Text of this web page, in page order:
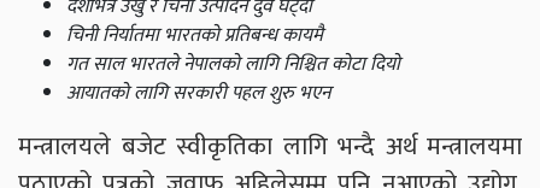
देशभित्र उखु र चिनी उत्पादन दुवै घट्दो
चिनी निर्यातमा भारतको प्रतिबन्ध कायमै
गत साल भारतले नेपालको लागि निश्चित कोटा दियो
आयातको लागि सरकारी पहल शुरु भएन
मन्त्रालयले बजेट स्वीकृतिका लागि भन्दै अर्थ मन्त्रालयमा